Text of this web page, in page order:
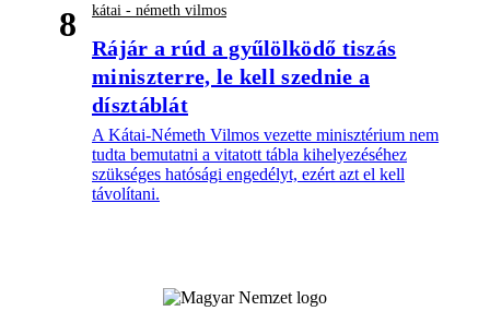
8 kátai - németh vilmos
Rájár a rúd a gyűlölködő tiszás
miniszterre, le kell szednie a
dísztáblát
A Kátai-Németh Vilmos vezette minisztérium nem
tudta bemutatni a vitatott tábla kihelyezéséhez
szükséges hatósági engedélyt, ezért azt el kell
távolítani.